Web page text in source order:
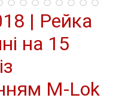
| Рейка
на 15
M-Lok